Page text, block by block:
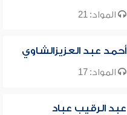
المواد: 21
أحمد عبد العزيزالشاوي
المواد: 17
عبد الرقيب عباد